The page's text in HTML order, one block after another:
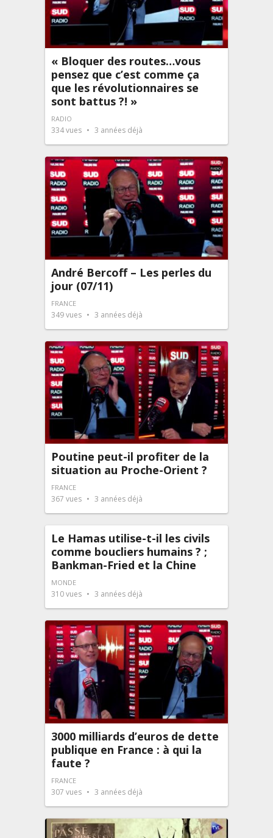
« Bloquer des routes…vous
pensez que c’est comme ça
que les révolutionnaires se
sont battus ?! »
RADIO
334vues 3 années déjà
André Bercoff – Les perles du
jour (07/11)
FRANCE
349vues 3 années déjà
Poutine peut-il profiter de la
situation au Proche-Orient ?
FRANCE
367 vues 3 années déjà
Le Hamas utilise-t-il les civils
comme boucliers humains ? ;
Bankman-Fried et la Chine
MONDE
310vues 3 années déjà
3000 milliards d’euros de dette
publique en France : à qui la
faute ?
FRANCE
307 vues 3 années déjà